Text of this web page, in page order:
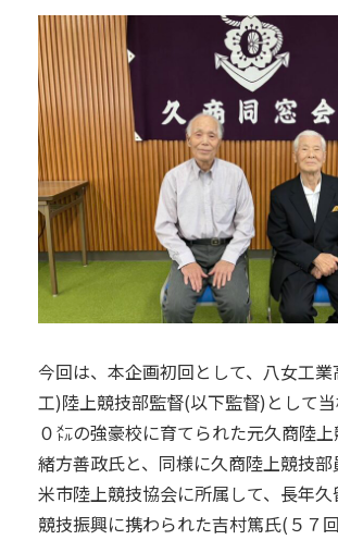
今回は、本企画初回として、八女工
工)陸上競技部監督(以下監督)として
０㍍の強豪校に育てられた元久商陸
緒方善政氏と、同様に久商陸上競技
米市陸上競技協会に所属して、長年
競技振興に携わられた吉村篤氏(５７